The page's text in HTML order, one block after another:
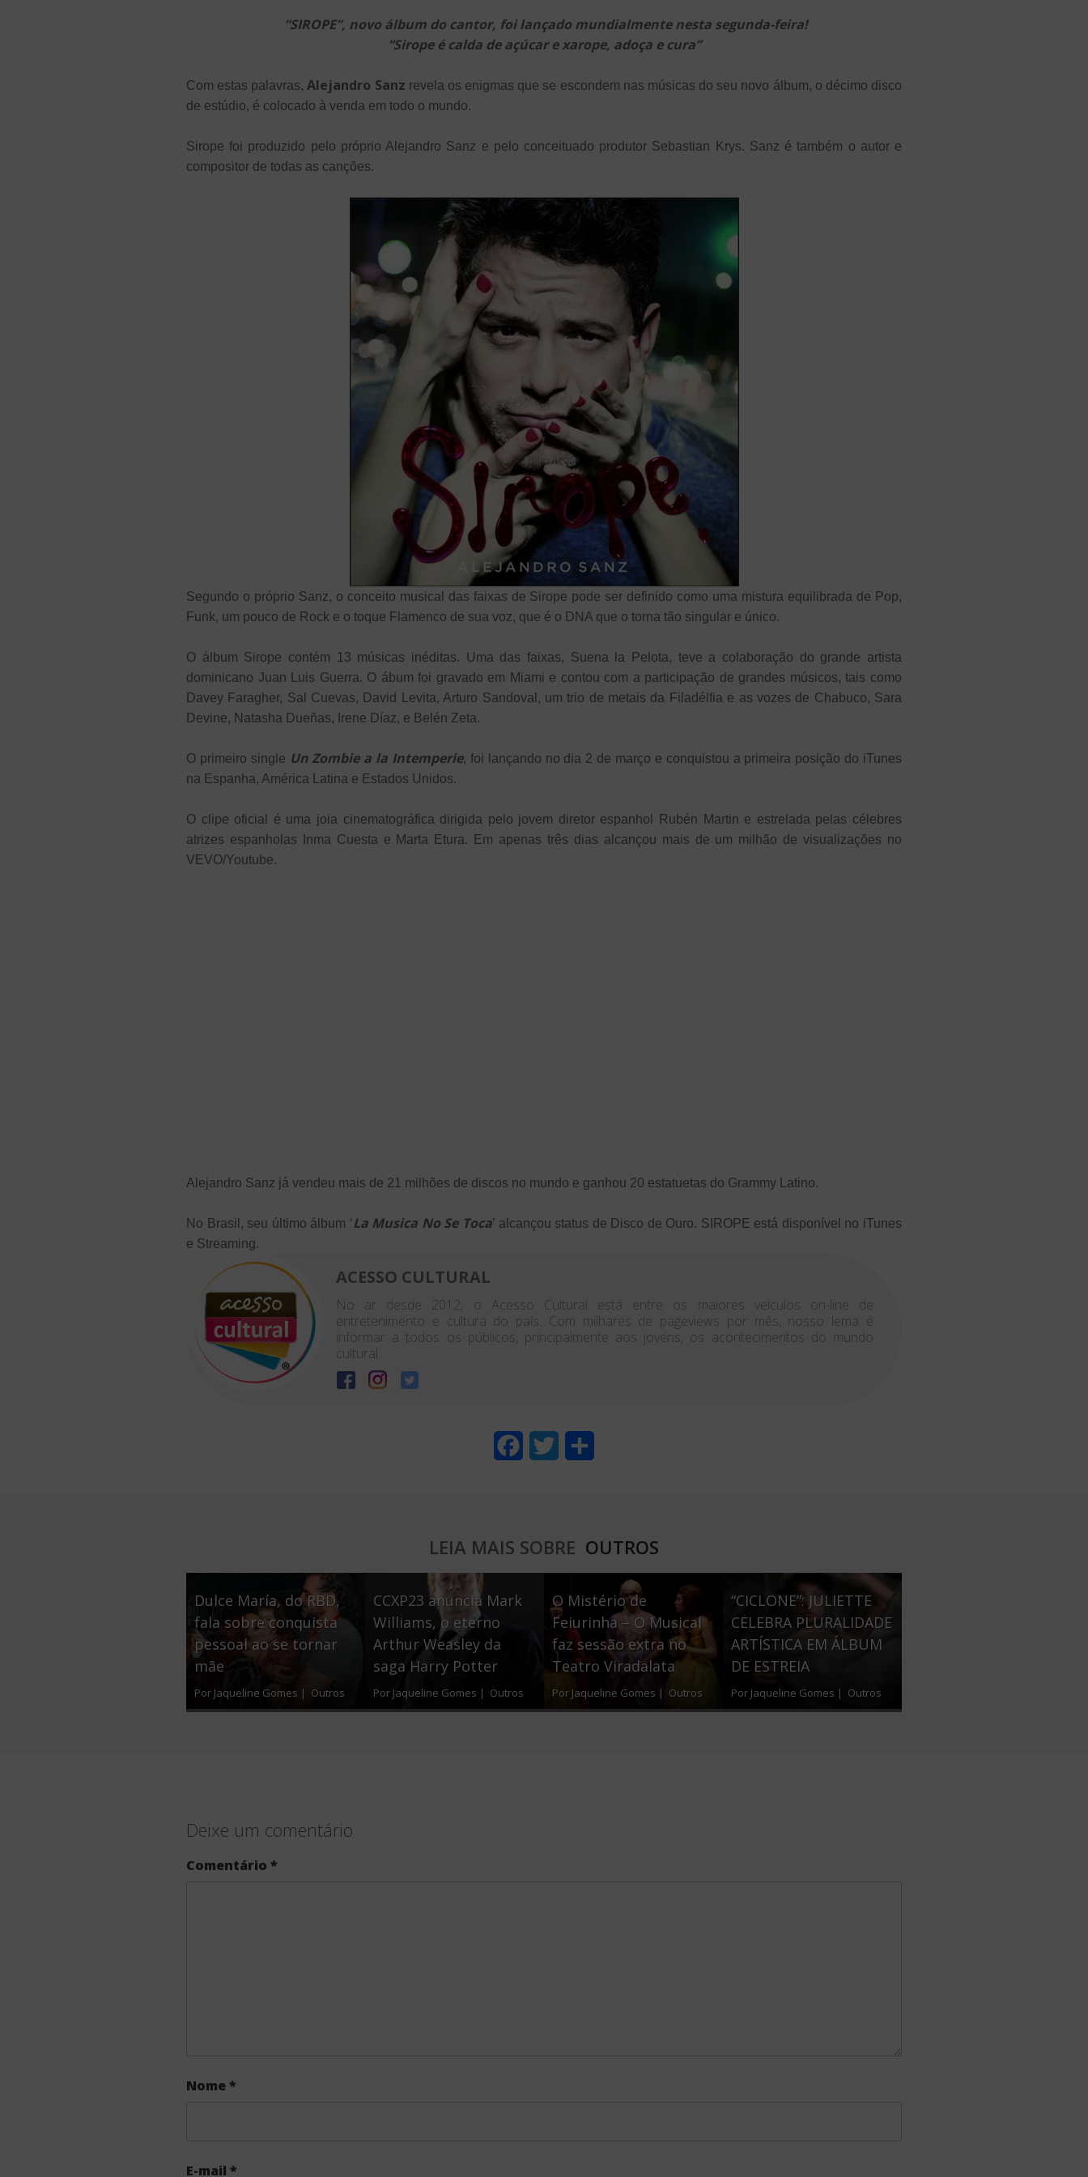
“SIROPE”, novo álbum do cantor, foi lançado mundialmente nesta segunda-feira!
“Sirope é calda de açúcar e xarope, adoça e cura”
Com estas palavras, Alejandro Sanz revela os enigmas que se escondem nas músicas do seu novo álbum, o décimo disco
de estúdio, é colocado à venda em todo o mundo.
Sirope foi produzido pelo próprio Alejandro Sanz e pelo conceituado produtor Sebastian Krys. Sanz é também o autor e
compositor de todas as canções.
Segundo o próprio Sanz, o conceito musical das faixas de Sirope pode ser definido como uma mistura equilibrada de Pop,
Funk, um pouco de Rock e o toque Flamenco de sua voz, que é o DNA que o torna tão singular e único.
O álbum Sirope contém 13 músicas inéditas. Uma das faixas, Suena la Pelota, teve a colaboração do grande artista
dominicano Juan Luis Guerra. O ábum foi gravado em Miami e contou com a participação de grandes músicos, tais como
Davey Faragher, Sal Cuevas, David Levita, Arturo Sandoval, um trio de metais da Filadélfia e as vozes de Chabuco, Sara
Devine, Natasha Dueñas, Irene Díaz, e Belén Zeta.
O primeiro single Un Zombie a la Intemperie, foi lançando no dia 2 de março e conquistou a primeira posição do iTunes
na Espanha, América Latina e Estados Unidos.
O clipe oficial é uma joia cinematográfica dirigida pelo jovem diretor espanhol Rubén Martin e estrelada pelas célebres
atrizes espanholas Inma Cuesta e Marta Etura. Em apenas três dias alcançou mais de um milhão de visualizações no
VEVO/Youtube.
Alejandro Sanz já vendeu mais de 21 milhões de discos no mundo e ganhou 20 estatuetas do Grammy Latino.
No Brasil, seu último álbum ‘La Musica No Se Toca’ alcançou status de Disco de Ouro. SIROPE está disponível no iTunes
e Streaming.
ACESSO CULTURAL
No ar desde 2012, o Acesso Cultural está entre os maiores veículos on-line de
entretenimento e cultura do país. Com milhares de pageviews por mês, nosso lema é
informar a todos os públicos, principalmente aos jovens, os acontecimentos do mundo
cultural.
e
r
LEIA MAIS SOBRE OUTROS
Dulce María, do RBD,
fala sobre conquista
pessoal ao se tornar
mãe
Por Jaqueline Gomes | Outros
CCXP23 anuncia Mark
Williams, o eterno
Arthur Weasley da
saga Harry Potter
Por Jaqueline Gomes | Outros
O Mistério de
Feiurinha – O Musical
faz sessão extra no
Teatro Viradalata
Por Jaqueline Gomes | Outros
“CICLONE”: JULIETTE
CELEBRA PLURALIDADE
ARTÍSTICA EM ÁLBUM
DE ESTREIA
Por Jaqueline Gomes | Outros
Deixe um comentário
Comentário *
Nome*
E-mail *